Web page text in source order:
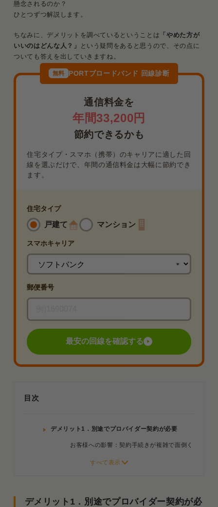
懸念されるのか？
ひとつずつ解説します。
ちなみに、デメリットを調べているということは 「やめた方が
いいのはどんな人？」
という疑問をあると思うので、その点に
ついても答えを出していきますね。
無料 PORTブロードバンド 回線診断
通信料金を
年間33,200円
節約できるかも
住宅タイプ・スマホ（携帯）のキャリアに適した回
線を選ぶだけで、年間の通信料金は大幅に節約でき
ます。
住宅タイプ
戸建て マンション
スマホキャリア
郵便番号
最安の回線を確認する
目次
デメリット1．別途でプロバイダー契約が必要
お客様への影響：契約手続きが複雑で面倒く
お客様への影響：最適なプランがわからない
デメリット1．別途でプロバイダー契約が必